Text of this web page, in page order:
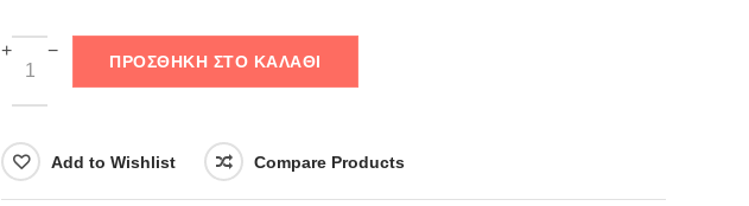
+ −
ΠΡΟΣΘΉΚΗ ΣΤΟ ΚΑΛΆΘΙ
Add to Wishlist Compare Products